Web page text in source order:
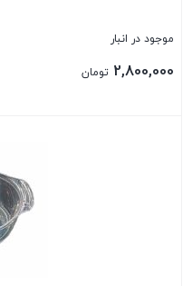
موجود در انبار
2,800,000 تومان